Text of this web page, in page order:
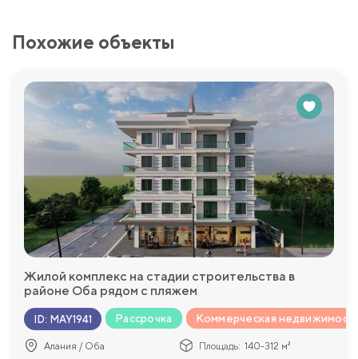
Похожие объекты
Жилой комплекс на стадии строительства в
районе Оба рядом с пляжем
ID: MAY1941 Рассрочка Коммерческая
Алания / Оба Площадь: 140-312 м²